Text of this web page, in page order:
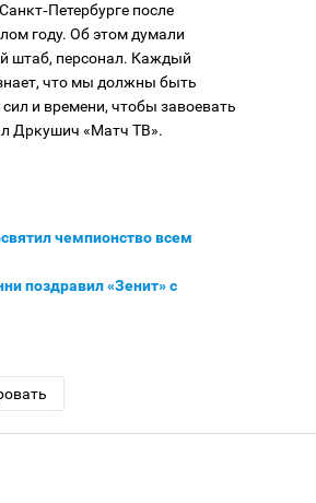
после
году. Об этом думали
штаб, персонал. Каждый
что мы должны быть
и времени, чтобы завоевать
Дркушич «Матч ТВ».
чемпионство всем
поздравил «Зенит» с